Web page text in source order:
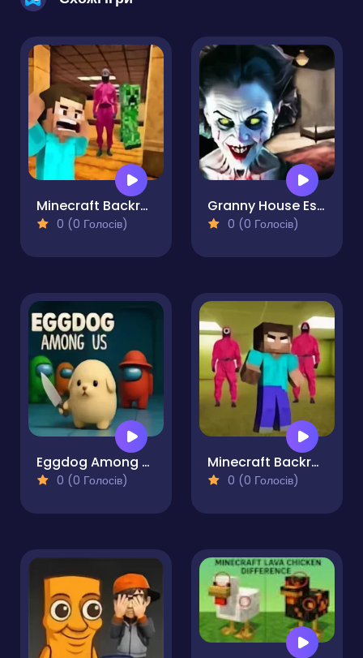
Minecraft Backrooms Squid Game Escape 2
0 (0 Голосів)
Granny House Escape
0 (0 Голосів)
Eggdog Among Us
0 (0 Голосів)
Minecraft Backrooms Squid Game Escape
0 (0 Голосів)